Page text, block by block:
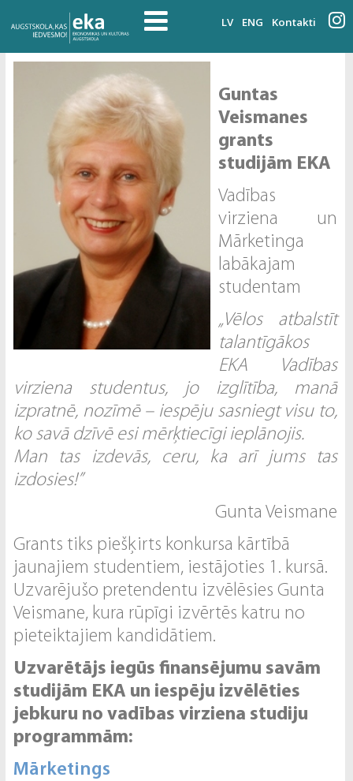
LV ENG Kontakti
Guntas
Veismanes
grants
studijām EKA
Vadības
virziena un
Mārketinga
labākajam
studentam
„Vēlos atbalstīt
talantīgākos
EKA Vadības
virziena studentus, jo izglītība, manā
izpratnē, nozīmē – iespēju sasniegt visu to,
ko savā dzīvē esi mērķtiecīgi ieplānojis.
Man tas izdevās, ceru, ka arī jums tas
izdosies!”
Gunta Veismane
Grants tiks piešķirts konkursa kārtībā
jaunajiem studentiem, iestājoties 1. kursā.
Uzvarējušo pretendentu izvēlēsies Gunta
Veismane, kura rūpīgi izvērtēs katru no
pieteiktajiem kandidātiem.
Uzvarētājs iegūs finansējumu savām
studijām EKA un iespēju izvēlēties
jebkuru no vadības virziena studiju
programmām:
Mārketings